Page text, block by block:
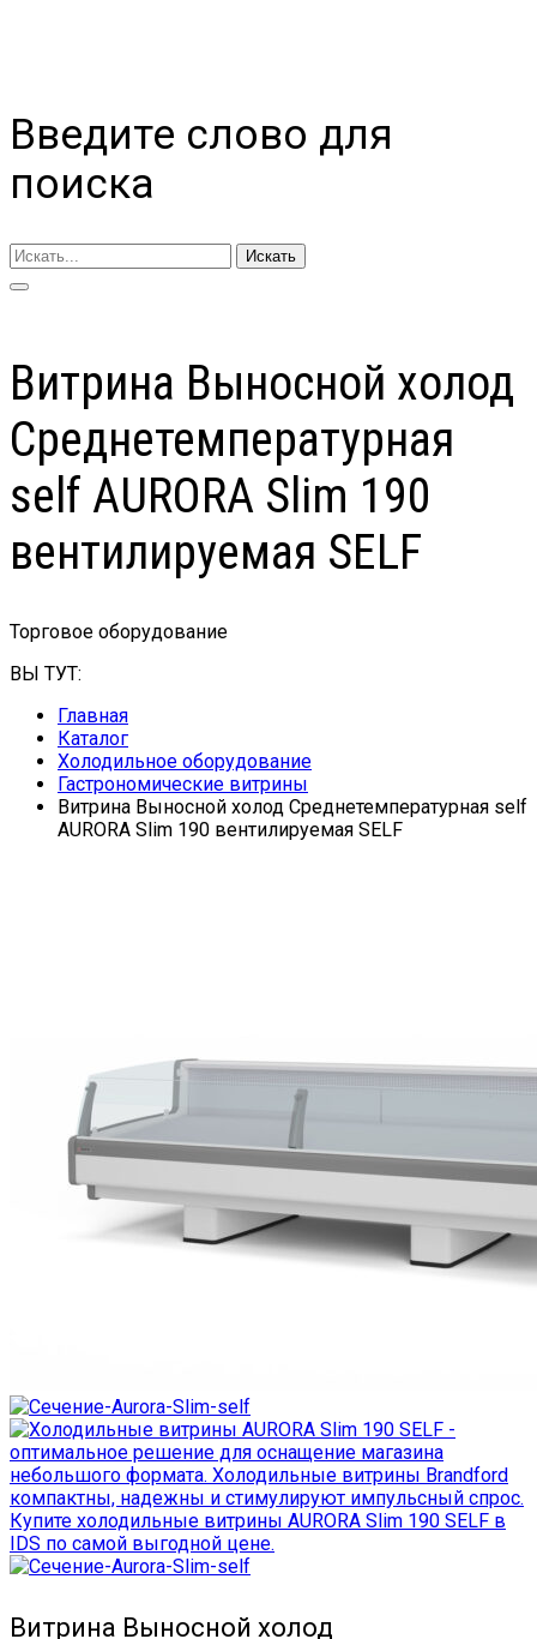
Введите слово для
поиска
Искать
Витрина Выносной холод
Cреднетемпературная
self AURORA Slim 190
вентилируемая SELF
Торговое оборудование
ВЫ ТУТ:
Главная
Каталог
Холодильное оборудование
Гастрономические витрины
Витрина Выносной холод Cреднетемпературная self
AURORA Slim 190 вентилируемая SELF
Витрина Выносной холод